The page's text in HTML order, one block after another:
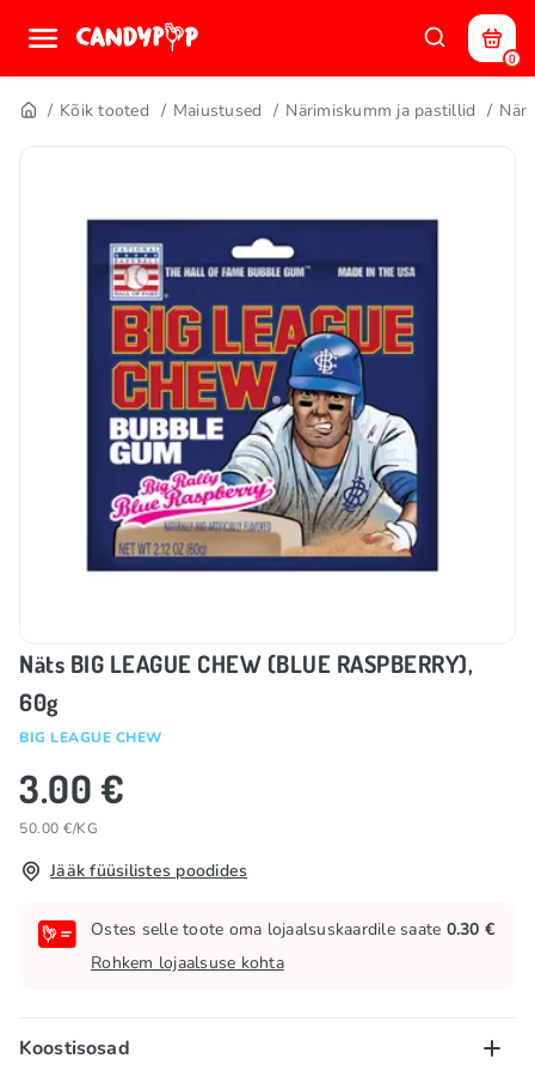
0
Kõik tooted Maiustused Närimiskumm ja pastillid
Näts BIG LEAGUE CHEW (BLUE RASPBERRY),
60g
BIG LEAGUE CHEW
3.00 €
50.00 €/KG
Jääk füüsilistes poodides
Ostes selle toote oma lojaalsuskaardile saate 0.30 €
Rohkem lojaalsuse kohta
Koostisosad